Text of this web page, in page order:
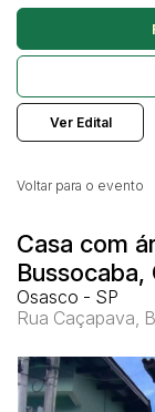
Máquina
Pá
Utilitário &
Ver Edital
Casa com
Bussocaba,
Osasco - SP
Rua Caçapava,
Voltar para o evento